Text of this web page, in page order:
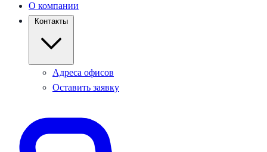
О компании
Контакты
Адреса офисов
Оставить заявку